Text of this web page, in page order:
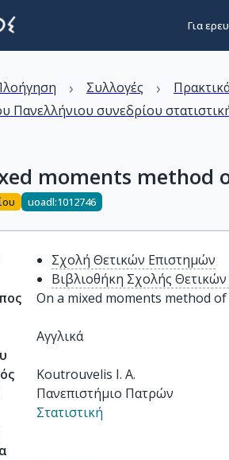
Για
› Συλλογές ›
Πανελλήνιου συνεδρίου
moments method
uoadl:1012746
Σχολή Θετικών Επιστημών
Βιβλιοθήκη Σχολής
On a mixed moments method
Αγγλικά
Koutrouvelis I. A.
Πανεπιστήμιο Πατρών
Στατιστική